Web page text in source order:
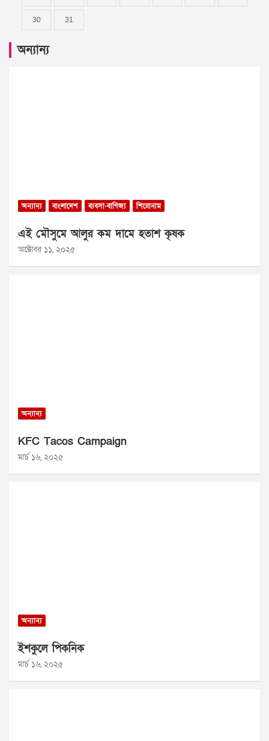
30 31
অন্যান্য
অন্যান্য বাংলাদেশ ব্যবসা-বাণিজ্য শিরোনাম
এই মৌসুমে আলুর কম দামে হতাশ কৃষক
অক্টোবর ১১, ২০২৫
অন্যান্য
KFC Tacos Campaign
মার্চ ১৬, ২০২৫
অন্যান্য
ইশকুলে পিকনিক
মার্চ ১৬, ২০২৫